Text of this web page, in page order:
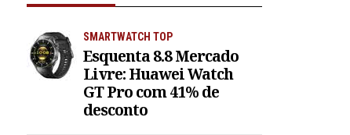
SMARTWATCH TOP
Esquenta 8.8 Mercado
Livre: Huawei Watch
GT Pro com 41% de
desconto